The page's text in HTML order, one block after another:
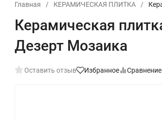
Главная / КЕРАМИЧЕСКАЯ ПЛИТКА /
Керамическая
Дезерт Мозаика
Оставить отзыв Избранное Сравнение